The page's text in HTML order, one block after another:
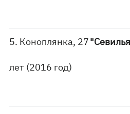
5. Коноплянка, 27
лет (2016 год)